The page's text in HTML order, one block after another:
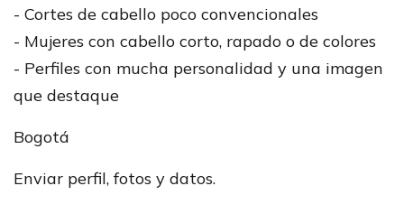
- Cortes de cabello poco convencionales
- Mujeres con cabello corto, rapado o de colores
- Perfiles con mucha personalidad y una imagen
que destaque
Bogotá
Enviar perfil, fotos y datos.